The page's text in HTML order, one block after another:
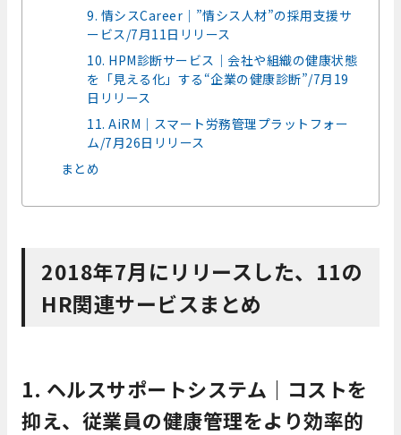
9. 情シスCareer｜”情シス人材”の採用支援サ
ービス/7月11日リリース
10. HPM診断サービス｜会社や組織の健康状態
を「見える化」する“企業の健康診断”/7月19
日リリース
11. AiRM｜スマート労務管理プラットフォー
ム/7月26日リリース
まとめ
2018年7月にリリースした、11の
HR関連サービスまとめ
1. ヘルスサポートシステム｜コストを
抑え、従業員の健康管理をより効率的